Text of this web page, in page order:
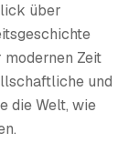
über
Zeit
und
die Welt, wie